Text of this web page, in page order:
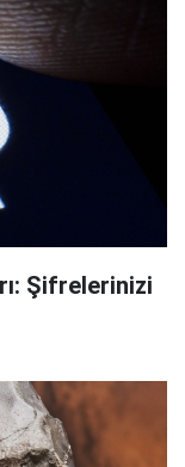
Şifrelerinizi